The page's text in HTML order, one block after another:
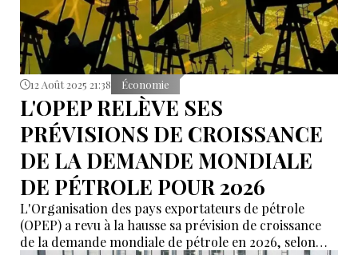
12 Août 2025 21:38 Économie
L'OPEP RELÈVE SES
PRÉVISIONS DE CROISSANCE
DE LA DEMANDE MONDIALE
DE PÉTROLE POUR 2026
L'Organisation des pays exportateurs de pétrole
(OPEP) a revu à la hausse sa prévision de croissance
de la demande mondiale de pétrole en 2026, selon